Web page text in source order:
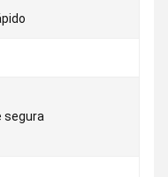
segura